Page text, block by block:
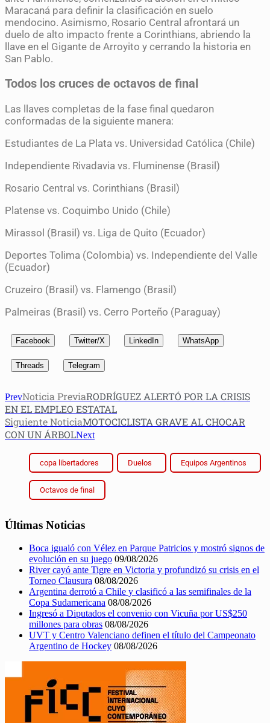
Maracaná para definir la clasificación en suelo
mendocino. Asimismo, Rosario Central afrontará un
duelo de alto impacto frente a Corinthians, abriendo la
llave en el Gigante de Arroyito y cerrando la historia en
San Pablo.
Todos los cruces de octavos de final
Las llaves completas de la fase final quedaron
conformadas de la siguiente manera:
Estudiantes de La Plata vs. Universidad Católica (Chile)
Independiente Rivadavia vs. Fluminense (Brasil)
Rosario Central vs. Corinthians (Brasil)
Platense vs. Coquimbo Unido (Chile)
Mirassol (Brasil) vs. Liga de Quito (Ecuador)
Deportes Tolima (Colombia) vs. Independiente del Valle
(Ecuador)
Cruzeiro (Brasil) vs. Flamengo (Brasil)
Palmeiras (Brasil) vs. Cerro Porteño (Paraguay)
Facebook Twitter/X LinkedIn WhatsApp
Threads Telegram
PrevNoticia PreviaRODRÍGUEZ ALERTÓ POR LA CRISIS
EN EL EMPLEO ESTATAL
Siguiente NoticiaMOTOCICLISTA GRAVE AL CHOCAR
CON UN ÁRBOLNext
copa libertadores Duelos Equipos Argentinos
Octavos de final
Últimas Noticias
Boca igualó con Vélez en Parque Patricios y mostró signos de
evolución en su juego 09/08/2026
River cayó ante Tigre en Victoria y profundizó su crisis en el
Torneo Clausura 08/08/2026
Argentina derrotó a Chile y clasificó a las semifinales de la
Copa Sudamericana 08/08/2026
Ingresó a Diputados el convenio con Vicuña por US$250
millones para obras 08/08/2026
UVT y Centro Valenciano definen el título del Campeonato
Argentino de Hockey 08/08/2026